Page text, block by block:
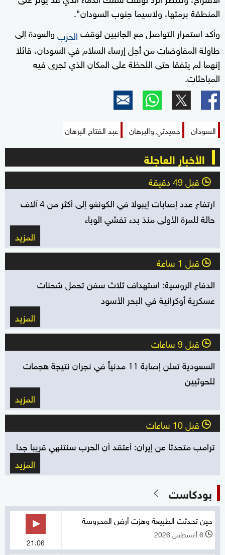
المنطقة برمتها، ولاسيما جنوب السودان".
وأكد استمرار التواصل مع الجانبين لوقفالحربوالعودة إلى
طاولة المفاوضات من أجل إرساء السلام في السودان، قائلا
إنهما لم يتفقا حتى اللحظة على المكان الذي تجرى فيه
المباحثات.
السودان حميدتي والبرهان عبد الفتاح البرهان
الأخبار العاجلة
l قبل 49 دقيقة
ارتفاع عدد إصابات إيبولا في الكونغو إلى أكثر من 4 آلاف
حالة للمرة الأولى منذ بدء تفشي الوباء
المزيد
l قبل 1 ساعة
الدفاع الروسية: استهداف ثلاث سفن تحمل شحنات
عسكرية أوكرانية في البحر الأسود
المزيد
l قبل 9 ساعات
السعودية تعلن إصابة 11 مدنياً في نجران نتيجة هجمات
للحوثيين
المزيد
l قبل 10 ساعات
ترامب متحدثا عن إيران: أعتقد أن الحرب سنتنهي قريبا جدا
المزيد
بودكاست
حين تحدثت الطبيعة وهزت أرض المحروسة
l 6 أغسطس 2026
21:06